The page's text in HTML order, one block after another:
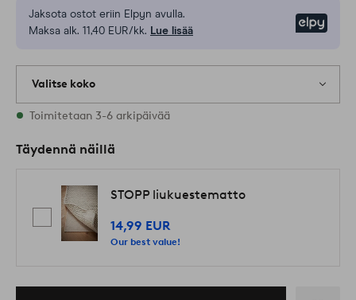
Jaksota ostot eriin Elpyn avulla.
Maksa alk. 11,40 EUR/kk. Lue lisää
Valitse koko
1 varastossa olevat koot
Toimitetaan 3-6 arkipäivää
Täydennä näillä
STOPP liukuestematto
14,99 EUR
Our best value!